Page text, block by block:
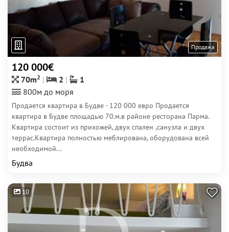
Продажа
120 000€
70m2 2
1
800м до моря
Продается квартира в Будве - 120 000 евро Продается
квартира в Будве площадью 70.м.в районе ресторана Парма.
Квартира состоит из прихожей, двух спален ,санузла и двух
террас.Квартира полностью меблирована, оборудована всей
необходимой...
Будва
10